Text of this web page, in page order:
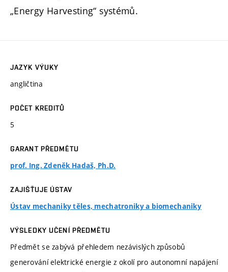
„Energy Harvesting“ systémů.
JAZYK VÝUKY
angličtina
POČET KREDITŮ
5
GARANT PŘEDMĚTU
prof. Ing. Zdeněk Hadaš, Ph.D.
ZAJIŠŤUJE ÚSTAV
Ústav mechaniky těles, mechatroniky a biomechaniky
VÝSLEDKY UČENÍ PŘEDMĚTU
Předmět se zabývá přehledem nezávislých způsobů
generování elektrické energie z okolí pro autonomní napájení